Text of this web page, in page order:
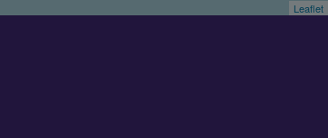
Leaflet